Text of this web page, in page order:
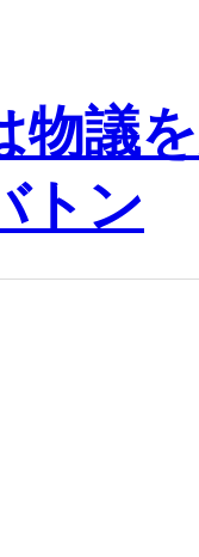
物議
トン